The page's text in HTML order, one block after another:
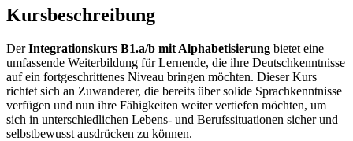
Kursbeschreibung
DerIntegrationskurs B1.a/b mit Alphabetisierung bietet eine
umfassende Weiterbildung für Lernende, die ihre Deutschkenntnisse
auf ein fortgeschrittenes Niveau bringen möchten. Dieser Kurs
richtet sich an Zuwanderer, die bereits über solide Sprachkenntnisse
verfügen und nun ihre Fähigkeiten weiter vertiefen möchten, um
sich in unterschiedlichen Lebens- und Berufssituationen sicher und
selbstbewusst ausdrücken zu können.